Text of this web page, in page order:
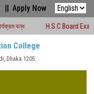
Apply Now
H.S.C Board Exam Seat Plan (
College
Dhaka 1205.